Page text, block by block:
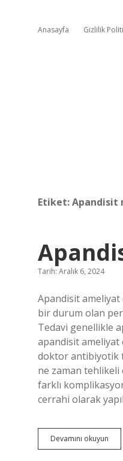
Anasayfa Gizlilik
Etiket:Apandisit
Tarih: Aralık 6, 2024
Apandisit ameliyat
bir durum olan
Tedavi genellikle
apandisit ameliyat
doktor antibiyotik
ne zaman tehlikeli
farklı
cerrahi olarak
Devamını okuyun